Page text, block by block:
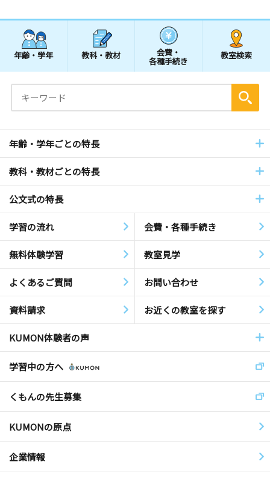
年齢・学年 教科・教材 会費・
各種手続き
教室検索
年齢・学年ごとの特長
教科・教材ごとの特長
公文式の特長
学習の流れ 会費・各種手続き
無料体験学習 教室見学
よくあるご質問 お問い合わせ
資料請求 お近くの教室を探す
KUMON体験者の声
学習中の方へ
くもんの先生募集
KUMONの原点
企業情報